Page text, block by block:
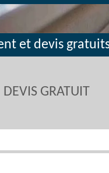
et devis
DEVIS GRATUIT